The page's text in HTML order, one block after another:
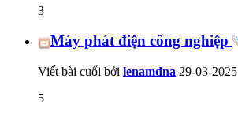
3
Máy phát điện công nghiệp
Viết bài cuối bởi lenamdna 29-03-2025
5